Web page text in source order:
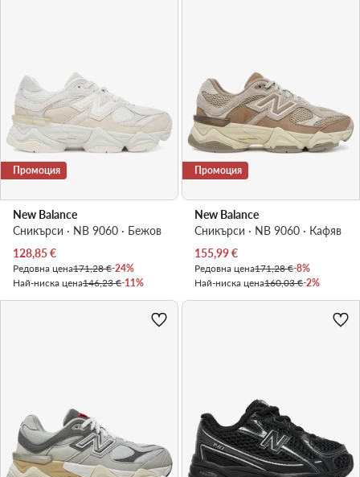
Промоция
New Balance
Сникърси · NB 9060 · Бежов
Актуална цена
128,85€
Редовна цена171,28 €-24%
Най-ниска цена146,23 €-11%
Промоция
New Balance
Сникърси · NB 9060 · Кафяв
Актуална цена
155,99€
Редовна цена171,28 €-8%
Най-ниска цена160,03 €-2%